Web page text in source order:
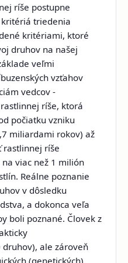
ríše postupne
triedenia
kritériami, ktoré
druhov na našej
veľmi
vzťahov
vedcov -
ríše, ktorá
počiatku vzniku
miliardami rokov) až
rastlinnej ríše
viac než 1 milión
Reálne poznanie
v dôsledku
a dokonca veľa
boli poznané. Človek z
druhov), ale zároveň
(genetických)